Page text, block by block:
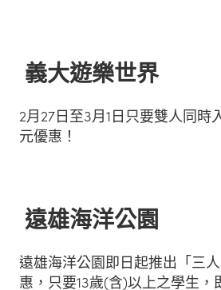
義大遊樂世界
2月27日至3月1日只要雙人同時
元優惠！
遠雄海洋公園
遠雄海洋公園即日起推出「三
惠，只要13歲(含)以上之學生，